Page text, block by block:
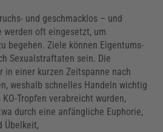
und geschmacklos – und
werden oft eingesetzt, um
begehen. Ziele können Eigentums-
Sexualstraftaten sein. Die
in einer kurzen Zeitspanne nach
weshalb schnelles Handeln wichtig
Tropfen verabreicht wurden,
durch eine anfängliche Euphorie,
Übelkeit,